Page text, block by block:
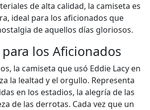
de alta calidad, la camiseta es
ideal para los aficionados que
de aquellos días gloriosos.
los Aficionados
la camiseta que usó Eddie Lacy en
la lealtad y el orgullo. Representa
en los estadios, la alegría de las
de las derrotas. Cada vez que un